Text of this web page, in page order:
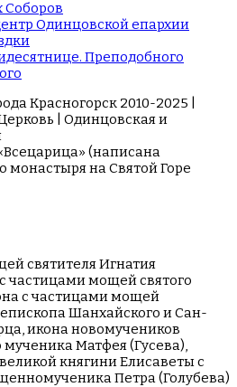
Соборов
Одинцовской епархии
Преподобного
Красногорск 2010-2025 |
| Одинцовская и
(написана
монастыря на Cвятой Горе
святителя Игнатия
частицами мощей святого
с частицами мощей
Шанхайского и Сан-
икона новомучеников
мученика Матфея (Гусева),
княгини Елисаветы с
Петра (Голубева)